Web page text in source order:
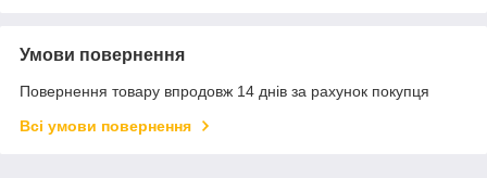
Умови повернення
Повернення товару впродовж 14 днів за рахунок покупця
Всі умови повернення